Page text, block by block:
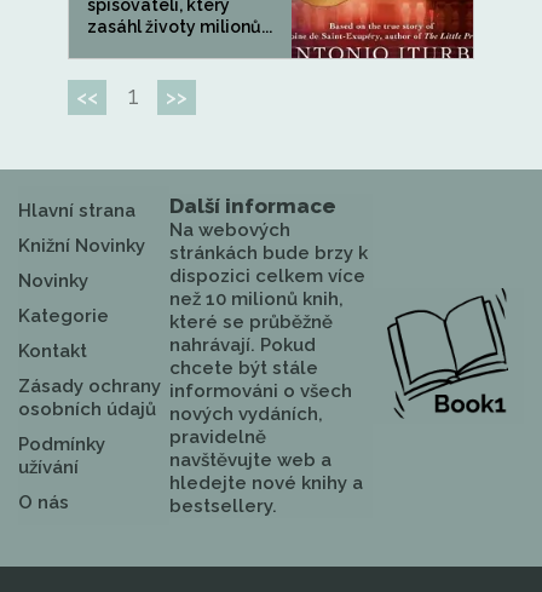
spisovateli, který
zasáhl životy milionů...
<< 1 >>
Hlavní strana
Knižní Novinky
Novinky
Kategorie
Kontakt
Zásady ochrany
osobních údajů
Podmínky
užívání
O nás
Další informace
Na webových
stránkách bude brzy k
dispozici celkem více
než 10 milionů knih,
které se průběžně
nahrávají. Pokud
chcete být stále
informováni o všech
nových vydáních,
pravidelně
navštěvujte web a
hledejte nové knihy a
bestsellery.